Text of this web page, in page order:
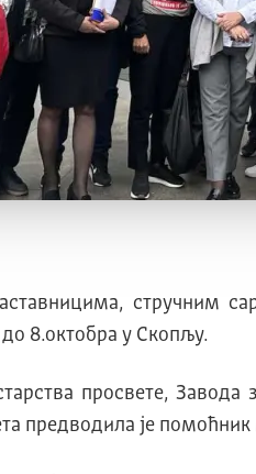
стручним
8.октобра у Скопљу.
просвете,
предводила је